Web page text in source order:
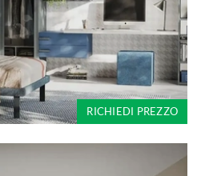
RICHIEDI PREZZO